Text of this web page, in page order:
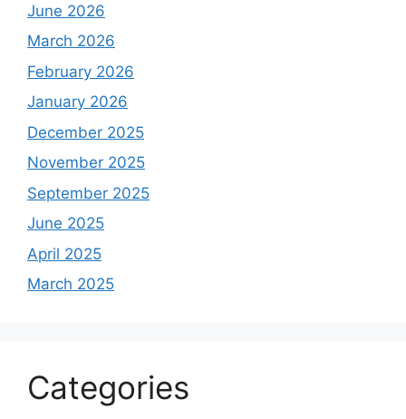
June 2026
March 2026
February 2026
January 2026
December 2025
November 2025
September 2025
June 2025
April 2025
March 2025
Categories